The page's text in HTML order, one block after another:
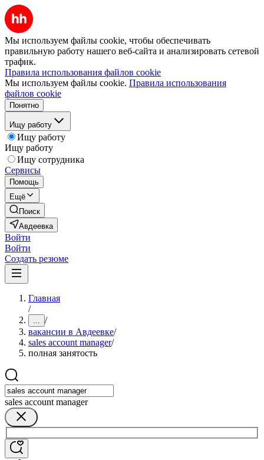
Мы используем файлы cookie, чтобы обеспечивать
правильную работу нашего веб-сайта и анализировать сетевой
трафик.
Правила использования файлов cookie
Мы используем файлы cookie. Правила использования
файлов cookie
Понятно
Ищу работу
Ищу работу
Ищу работу
Ищу сотрудника
Сервисы
Помощь
Ещё
Поиск
Авдеевка
Войти
Войти
Создать резюме
Главная
/
... /
вакансии в Авдеевке/
sales account manager/
полная занятость
sales account manager